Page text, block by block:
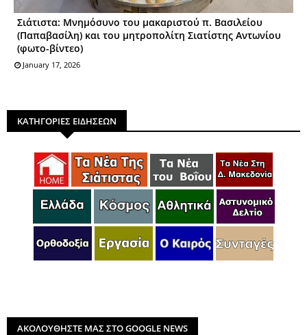
Σιάτιστα: Μνημόσυνο του μακαριστού π. Βασιλείου
(Παπαβασίλη) και του μητροπολίτη Σιατίστης Αντωνίου
(φωτο-βίντεο)
January 17, 2026
ΚΑΤΗΓΟΡΙΕΣ ΕΙΔΗΣΕΩΝ
ΑΚΟΛΟΥΘΗΣΤΕ ΜΑΣ ΣΤΟ GOOGLE NEWS